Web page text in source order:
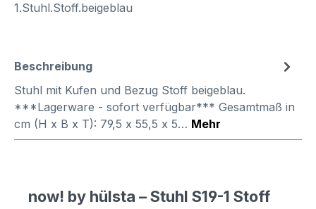
1.Stuhl.Stoff.beigeblau
Beschreibung
Stuhl mit Kufen und Bezug Stoff beigeblau.
***Lagerware - sofort verfügbar*** Gesamtmaß in
cm (H x B x T): 79,5 x 55,5 x 5… Mehr
now! by hülsta – Stuhl S19-1 Stoff